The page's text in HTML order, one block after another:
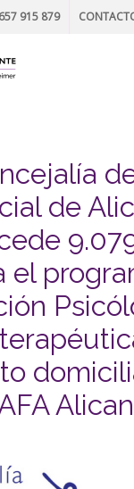
657 915 879
de
el